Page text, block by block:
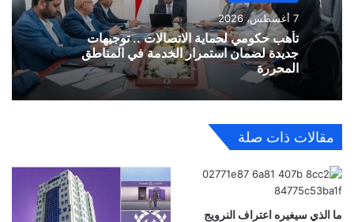
7 أغسطس، 2026
تأهب حكومي لحماية الاتصالات .. توجيهات
جديدة لضمان استمرار الخدمة في المناطق
المحررة
مقالات ذات صلة
ما الذي سيغيره اعتراف النرويج